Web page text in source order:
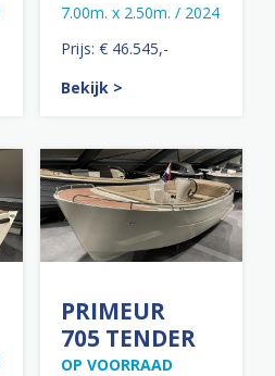
7.00m. x 2.50m. / 2024
Prijs: € 46.545,-
Bekijk >
PRIMEUR
705 TENDER
OP VOORRAAD